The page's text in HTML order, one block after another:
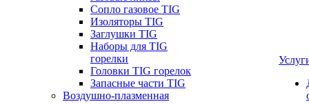
Сопло газовое TIG
Изоляторы TIG
Заглушки TIG
Наборы для TIG
горелки
Головки TIG горелок
Запасные части TIG
Воздушно-плазменная